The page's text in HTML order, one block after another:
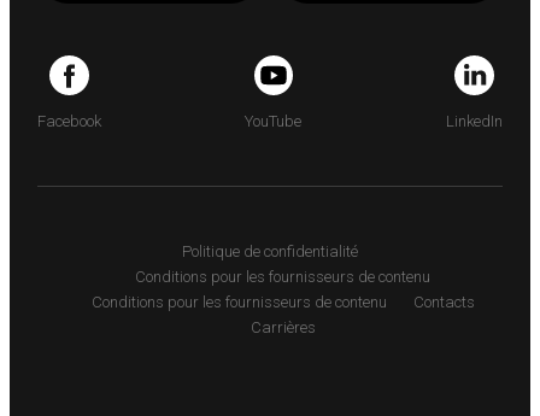
Facebook YouTube LinkedIn
Politique de confidentialité
Conditions pour les fournisseurs de contenu
Conditions pour les fournisseurs de contenu
Contacts
Carrières